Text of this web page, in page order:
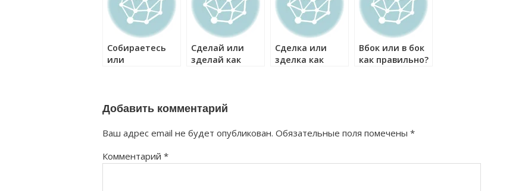
Собираетесь
или
Сделай или
зделай как
Сделка или
зделка как
Вбок или в бок
как правильно?
Добавить комментарий
Ваш адрес email не будет опубликован. Обязательные поля помечены *
Комментарий *